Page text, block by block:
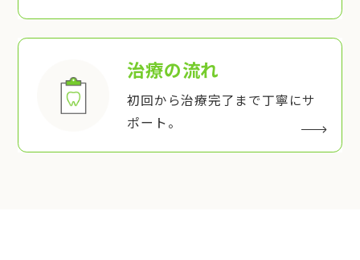
治療の流れ
初回から治療完了まで丁寧にサ
ポート。